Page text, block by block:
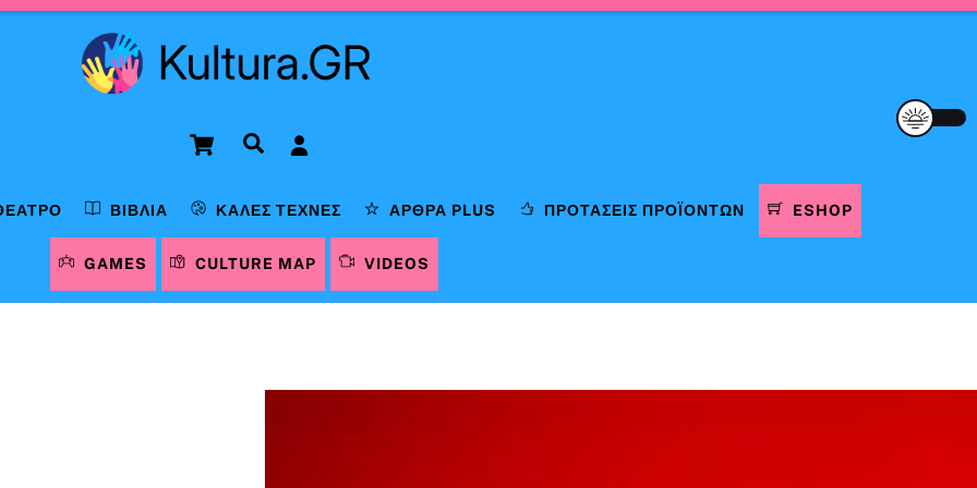
Cart Αναζήτηση
ΒΙΒΛΊΑ ΚΑΛΈΣ ΤΈΧΝΕΣ ΆΡΘΡΑ PLUS ΠΡΟΤΆΣΕΙΣ ΠΡΟΪΌΝΤΩΝ ESHOP
GAMES CULTURE MAP VIDEOS